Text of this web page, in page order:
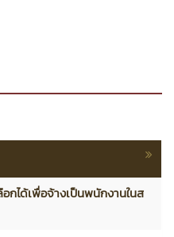
กได้เพื่อจ้างเป็นพนักงานในส